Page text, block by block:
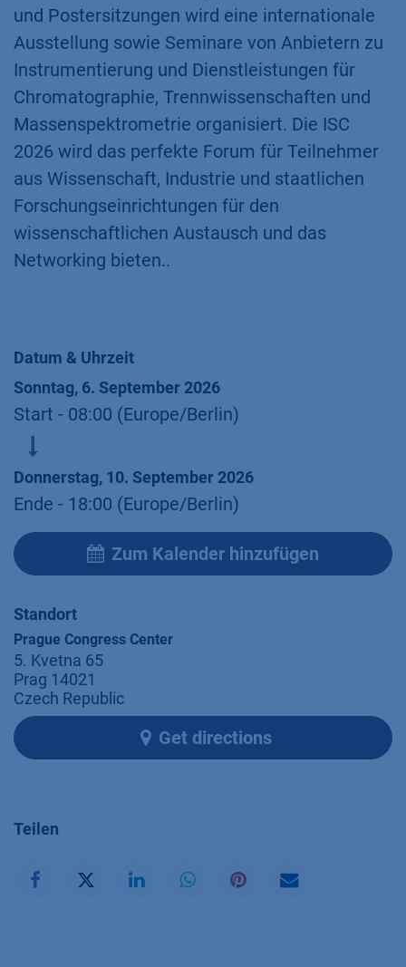
und Postersitzungen wird eine internationale
Ausstellung sowie Seminare von Anbietern zu
Instrumentierung und Dienstleistungen für
Chromatographie, Trennwissenschaften und
Massenspektrometrie organisiert. Die ISC
2026 wird das perfekte Forum für Teilnehmer
aus Wissenschaft, Industrie und staatlichen
Forschungseinrichtungen für den
wissenschaftlichen Austausch und das
Networking bieten..
Datum & Uhrzeit
Sonntag, 6. September 2026
Start - 08:00 (Europe/Berlin)
Donnerstag, 10. September 2026
Ende - 18:00 (Europe/Berlin)
Zum Kalender hinzufügen
Standort
Prague Congress Center
5. Kvetna 65
Prag 14021
Czech Republic
Get directions
Teilen